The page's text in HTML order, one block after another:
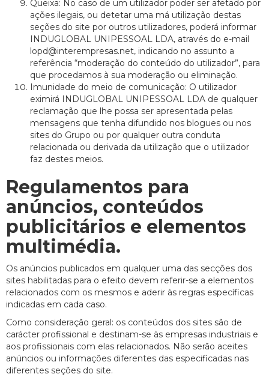
Queixa: No caso de um utilizador poder ser afetado por
ações ilegais, ou detetar uma má utilização destas
seções do site por outros utilizadores, poderá informar
INDUGLOBAL UNIPESSOAL LDA, através do e-mail
lopd@interempresas.net, indicando no assunto a
referência “moderação do conteúdo do utilizador”, para
que procedamos à sua moderação ou eliminação.
Imunidade do meio de comunicação: O utilizador
eximirá INDUGLOBAL UNIPESSOAL LDA de qualquer
reclamação que lhe possa ser apresentada pelas
mensagens que tenha difundido nos blogues ou nos
sites do Grupo ou por qualquer outra conduta
relacionada ou derivada da utilização que o utilizador
faz destes meios.
Regulamentos para
anúncios, conteúdos
publicitários e elementos
multimédia.
Os anúncios publicados em qualquer uma das secções dos
sites habilitadas para o efeito devem referir-se a elementos
relacionados com os mesmos e aderir às regras específicas
indicadas em cada caso.
Como consideração geral: os conteúdos dos sites são de
carácter profissional e destinam-se às empresas industriais e
aos profissionais com elas relacionados. Não serão aceites
anúncios ou informações diferentes das especificadas nas
diferentes seções do site.